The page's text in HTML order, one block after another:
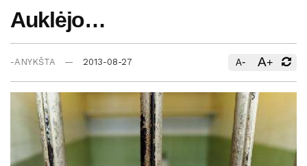
Auklėjo…
-ANYKŠTA 2013-08-27 A- A+